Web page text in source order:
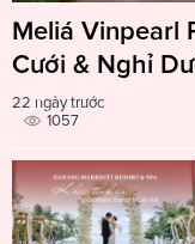
Meliá Vinpearl
Cưới & Nghỉ
22 ngày trước
1057